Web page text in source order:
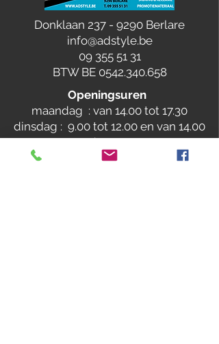
Donklaan 237 - 9290 Berlare
info@adstyle.be
09 355 51 31
BTW BE 0542.340.658
Openingsuren
maandag : van 14.00 tot 17.30
dinsdag : 9.00 tot 12.00 en van 14.00
tot 17.30 woensdag :van 14.00 tot 17.30
do. en vrij. :
9.00 tot 12.00 en van 14.00